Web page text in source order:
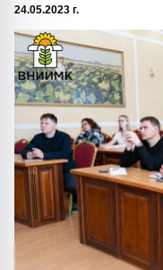
24.05.2023 г.